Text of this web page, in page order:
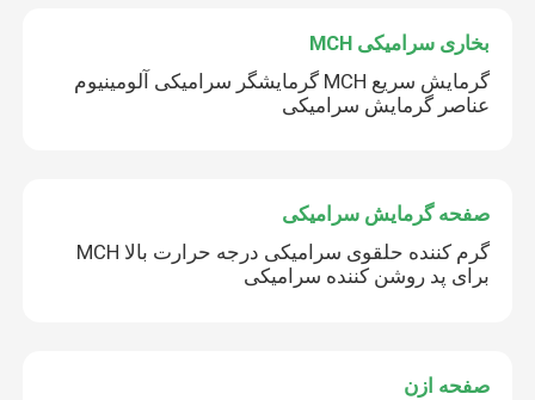
بخاری سرامیکی MCH
گرمایش سریع MCH گرمایشگر سرامیکی آلومینیوم
عناصر گرمایش سرامیکی
صفحه گرمایش سرامیکی
گرم کننده حلقوی سرامیکی درجه حرارت بالا MCH
برای پد روشن کننده سرامیکی
صفحه ازن